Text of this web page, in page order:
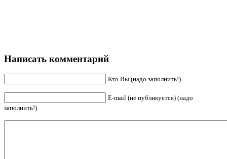
Написать комментарий
Кто Вы (надо заполнить!)
E-mail (не публикуется) (надо
заполнить!)